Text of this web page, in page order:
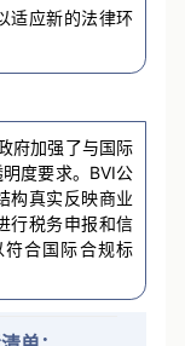
适应新的法律环
府加强了与国际
度要求。BVI公
构真实反映商业
行税务申报和信
符合国际合规标